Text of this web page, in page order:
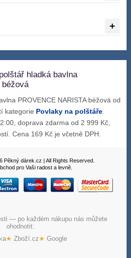
hladká bavlna
béžová
PROVENCE NARISTA béžová od
kategorie Povlaky na polštáře
doprava zdarma od 2 999 Kč,
Cena 169 Kč je včetně DPH.
Pěkný dárek.cz | All Rights Reserved.
pro Vaši radost a levně.
— po každém nákupu nás můžete
ohodnotit:
★ Zboží.cz★ Google